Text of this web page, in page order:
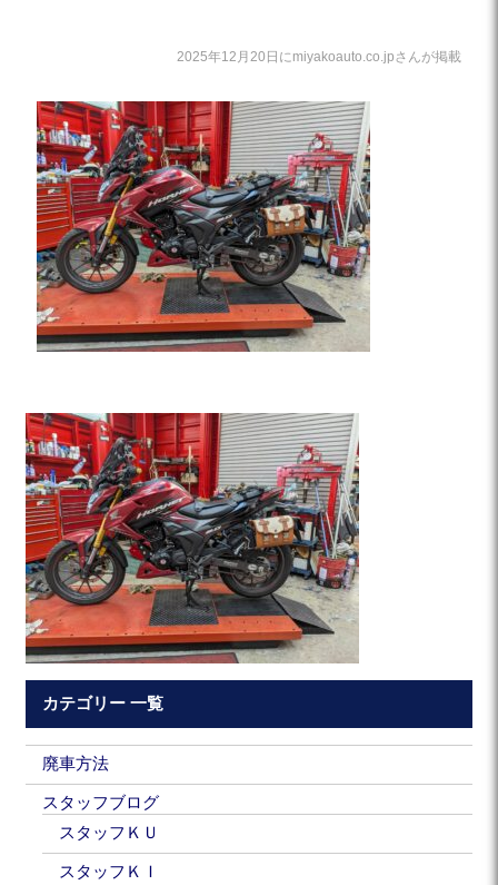
2025年12月20日にmiyakoauto.co.jpさんが掲載
カテゴリー 一覧
廃車方法
スタッフブログ
スタッフＫＵ
スタッフＫＩ